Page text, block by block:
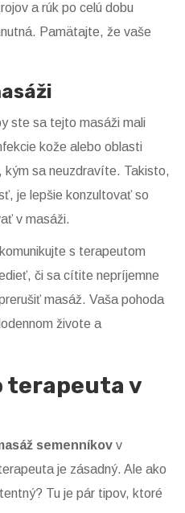
a rúk po celú dobu
Pamätajte, že vaše
ste sa tejto masáži mali
kože alebo oblasti
sa neuzdravíte. Takisto,
je lepšie konzultovať so
v masáži.
s terapeutom
či sa cítite nepríjemne
masáž. Vaša pohoda
živote a
terapeuta v
semenníkov v
je zásadný. Ale ako
Tu je pár tipov, ktoré